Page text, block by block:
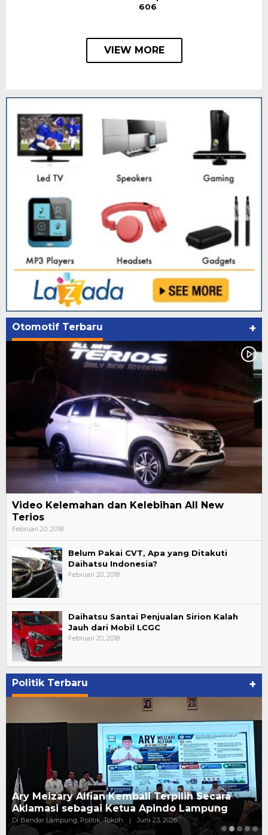
606
VIEW MORE
Otomotif Terbaru +
Video Kelemahan dan Kelebihan All New
Terios
Februari 20, 2018
Belum Pakai CVT, Apa yang Ditakuti
Daihatsu Indonesia?
Februari 20, 2018
Daihatsu Santai Penjualan Sirion Kalah
Jauh dari Mobil LCGC
Februari 20, 2018
Politik Terbaru +
Ary Meizary Alfian Kembali Terpilih Secara
Aklamasi sebagai Ketua Apindo Lampung
Di Bandar Lampung, Politik, Tokoh | Juni 23, 2026